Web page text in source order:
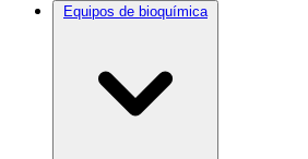
Equipos de bioquímica